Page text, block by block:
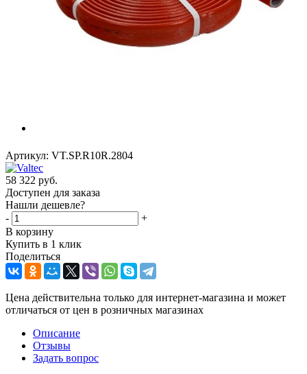
Артикул: VT.SP.R10R.2804
58 322 руб.
Доступен для заказа
Нашли дешевле?
-
+
В корзину
Купить в 1 клик
Поделиться
Цена действительна только для интернет-магазина и может
отличаться от цен в розничных магазинах
Описание
Отзывы
Задать вопрос